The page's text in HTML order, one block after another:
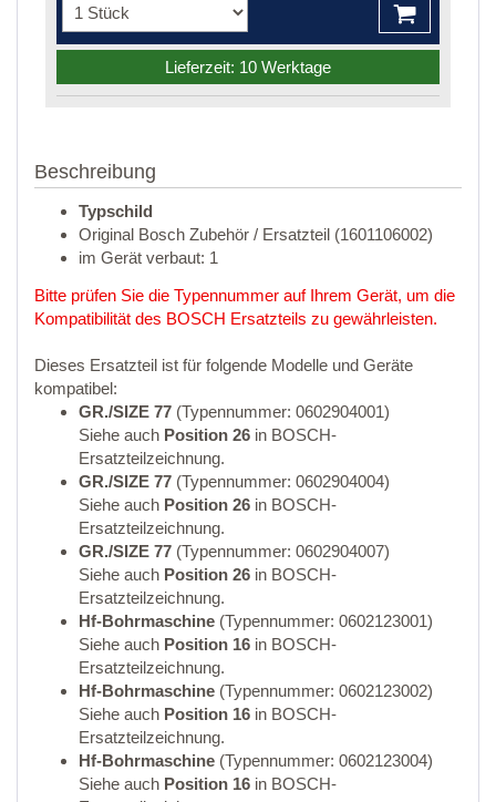
Lieferzeit: 10 Werktage
Beschreibung
Typschild
Original Bosch Zubehör / Ersatzteil (1601106002)
im Gerät verbaut: 1
Bitte prüfen Sie die Typennummer auf Ihrem Gerät, um die
Kompatibilität des BOSCH Ersatzteils zu gewährleisten.
Dieses Ersatzteil ist für folgende Modelle und Geräte
kompatibel:
GR./SIZE 77 (Typennummer: 0602904001)
Siehe auch Position 26 in BOSCH-
Ersatzteilzeichnung.
GR./SIZE 77 (Typennummer: 0602904004)
Siehe auch Position 26 in BOSCH-
Ersatzteilzeichnung.
GR./SIZE 77 (Typennummer: 0602904007)
Siehe auch Position 26 in BOSCH-
Ersatzteilzeichnung.
Hf-Bohrmaschine (Typennummer: 0602123001)
Siehe auch Position 16 in BOSCH-
Ersatzteilzeichnung.
Hf-Bohrmaschine (Typennummer: 0602123002)
Siehe auch Position 16 in BOSCH-
Ersatzteilzeichnung.
Hf-Bohrmaschine (Typennummer: 0602123004)
Siehe auch Position 16 in BOSCH-